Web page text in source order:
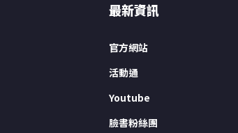
最新資訊
官方網站
活動通
Youtube
臉書粉絲團